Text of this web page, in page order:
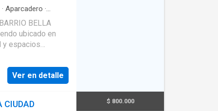
· Aparcadero ·
BELLA
ubicado en
y espacios
lavanderia y
para el
y deposito.
Ver en detalle
CIUDAD
$ 800.000